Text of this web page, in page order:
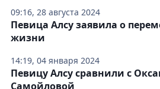
09:16, 28 августа 2024
14:19, 04 января 2024
Певица Алсу заявила о
жизни
Певицу Алсу сравнили с
Самойловой